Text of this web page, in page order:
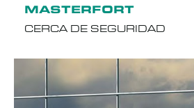
MASTERFORT
CERCA DE SEGURIDAD